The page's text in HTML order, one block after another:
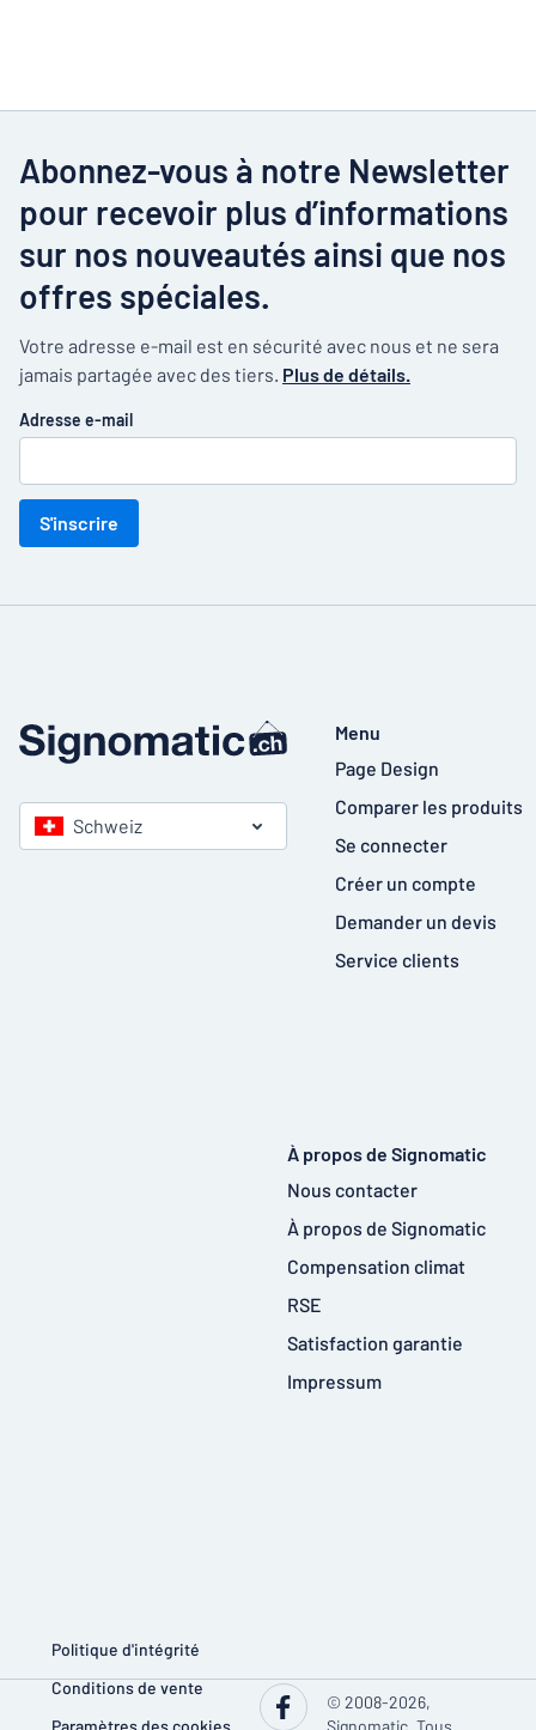
Abonnez-vous à notre Newsletter
pour recevoir plus d’informations
sur nos nouveautés ainsi que nos
offres spéciales.
Votre adresse e-mail est en sécurité avec nous et ne sera
jamais partagée avec des tiers. Plus de détails.
Adresse e-mail
S'inscrire
Schweiz
Menu
Page Design
Comparer les produits
Se connecter
Créer un compte
Demander un devis
Service clients
À propos de Signomatic
Nous contacter
À propos de Signomatic
Compensation climat
RSE
Satisfaction garantie
Impressum
Politique d'intégrité
Conditions de vente
Paramètres des cookies
© 2008-2026,
Signomatic. Tous